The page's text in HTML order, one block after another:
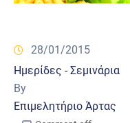
28/01/2015
Ημερίδες - Σεμινάρια
By
Επιμελητήριο Άρτας